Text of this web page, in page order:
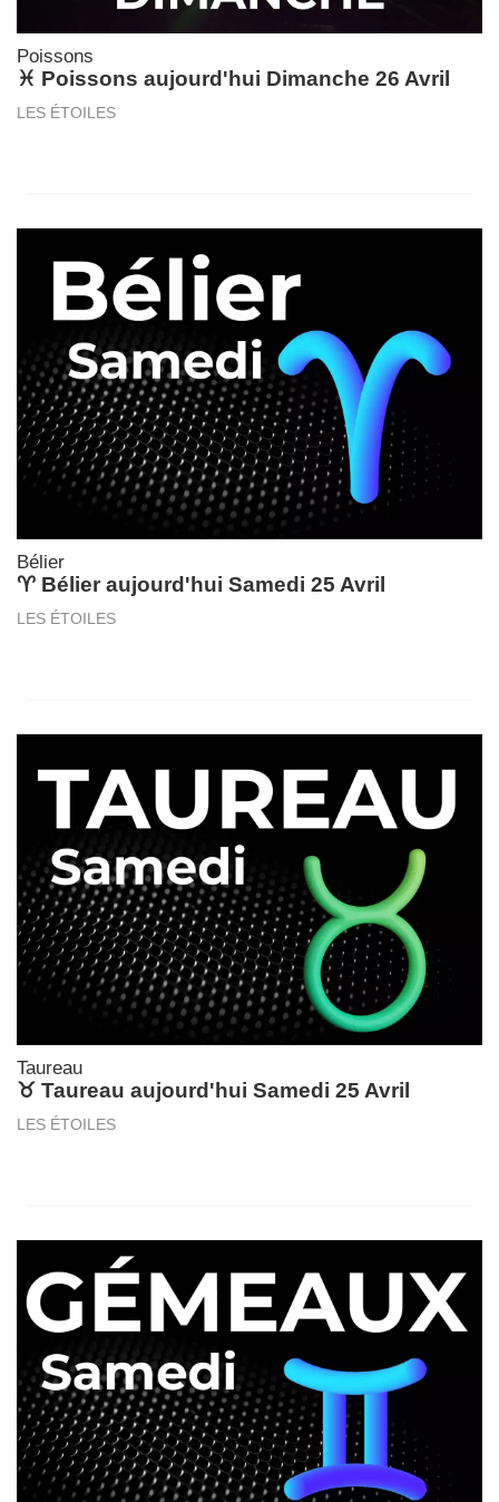
Poissons
♓ Poissons aujourd'hui Dimanche 26 Avril
LES ÉTOILES
Bélier
♈ Bélier aujourd'hui Samedi 25 Avril
LES ÉTOILES
Taureau
♉ Taureau aujourd'hui Samedi 25 Avril
LES ÉTOILES